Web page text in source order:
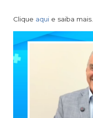
Clique aqui e saiba mais.